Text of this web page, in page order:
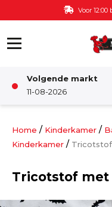
Ga naar de inhoud Voor
Volgende markt
11-08-2026
Home / Kinderkamer /
Kinderkamer /
Tricotstof met